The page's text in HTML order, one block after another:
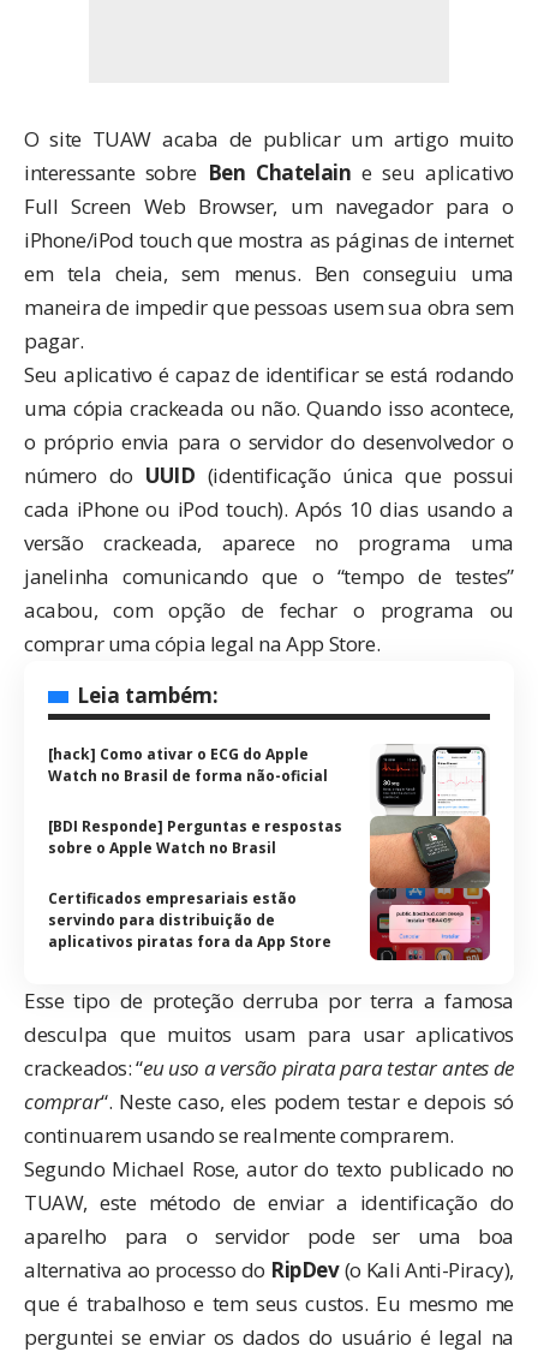
O site TUAW acaba de publicar um artigo muito
interessante sobre Ben Chatelain e seu aplicativo
Full Screen Web Browser, um navegador para o
iPhone/iPod touch que mostra as páginas de internet
em tela cheia, sem menus. Ben conseguiu uma
maneira de impedir que pessoas usem sua obra sem
pagar.
Seu aplicativo é capaz de identificar se está rodando
uma cópia crackeada ou não. Quando isso acontece,
o próprio envia para o servidor do desenvolvedor o
número do UUID (identificação única que possui
cada iPhone ou iPod touch). Após 10 dias usando a
versão crackeada, aparece no programa uma
janelinha comunicando que o “tempo de testes”
acabou, com opção de fechar o programa ou
comprar uma cópia legal na App Store.
Leia também:
[hack] Como ativar o ECG do Apple
Watch no Brasil de forma não-oficial
[BDI Responde] Perguntas e respostas
sobre o Apple Watch no Brasil
Certificados empresariais estão
servindo para distribuição de
aplicativos piratas fora da App Store
Esse tipo de proteção derruba por terra a famosa
desculpa que muitos usam para usar aplicativos
crackeados: “eu uso a versão pirata para testar antes de
comprar“. Neste caso, eles podem testar e depois só
continuarem usando se realmente comprarem.
Segundo Michael Rose, autor do texto publicado no
TUAW, este método de enviar a identificação do
aparelho para o servidor pode ser uma boa
alternativa ao processo do RipDev(o Kali Anti-Piracy),
que é trabalhoso e tem seus custos. Eu mesmo me
perguntei se enviar os dados do usuário é legal na